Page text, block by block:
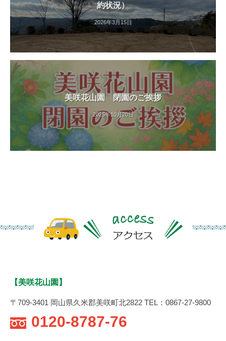
約状況）
2026年3月15日
美咲花山園 閉園のご挨拶
2025年10月20日
【美咲花山園】
〒709-3401 岡山県久米郡美咲町北2822 TEL：0867-27-9800
0120-8787-76